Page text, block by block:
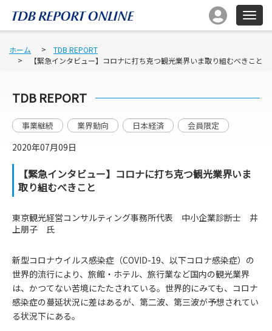
ホーム
TDB REPORT
【緊急インタビュー】コロナに打ち克つ観光業界いま取り組むべきこと
TDB REPORT
事業継続 業界動向 日本経済 会員限定
2020年07月09日
【緊急インタビュー】コロナに打ち克つ観光業界いま
取り組むべきこと
東京観光経営コンサルティング事務所代表 中小企業診断士 井
上朋子 氏
新型コロナウイルス感染症（COVID-19、以下コロナ感染症）の
世界的流行により、旅館・ホテル、旅行業など国内の観光業界
は、かつてない苦境にたたされている。世界的にみても、コロナ
感染症の蔓延状況に差はあるが、第二波、第三波が予想されてい
る状況下にある。